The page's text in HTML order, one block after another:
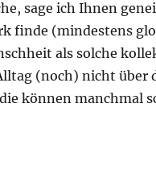
sage ich Ihnen
finde (mindestens
als solche
(noch) nicht über
können manchmal